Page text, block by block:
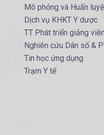
Mô phỏng và Huấn
Dịch vụ KHKT Y dược
TT Phát triển giảng
Nghiên cứu Dân số &
Tin học ứng dụng
Trạm Y tế